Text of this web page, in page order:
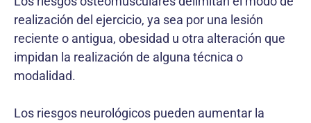
realización del ejercicio, ya sea por una lesión
reciente o antigua, obesidad u otra alteración que
impidan la realización de alguna técnica o
modalidad.
Los riesgos neurológicos pueden aumentar la